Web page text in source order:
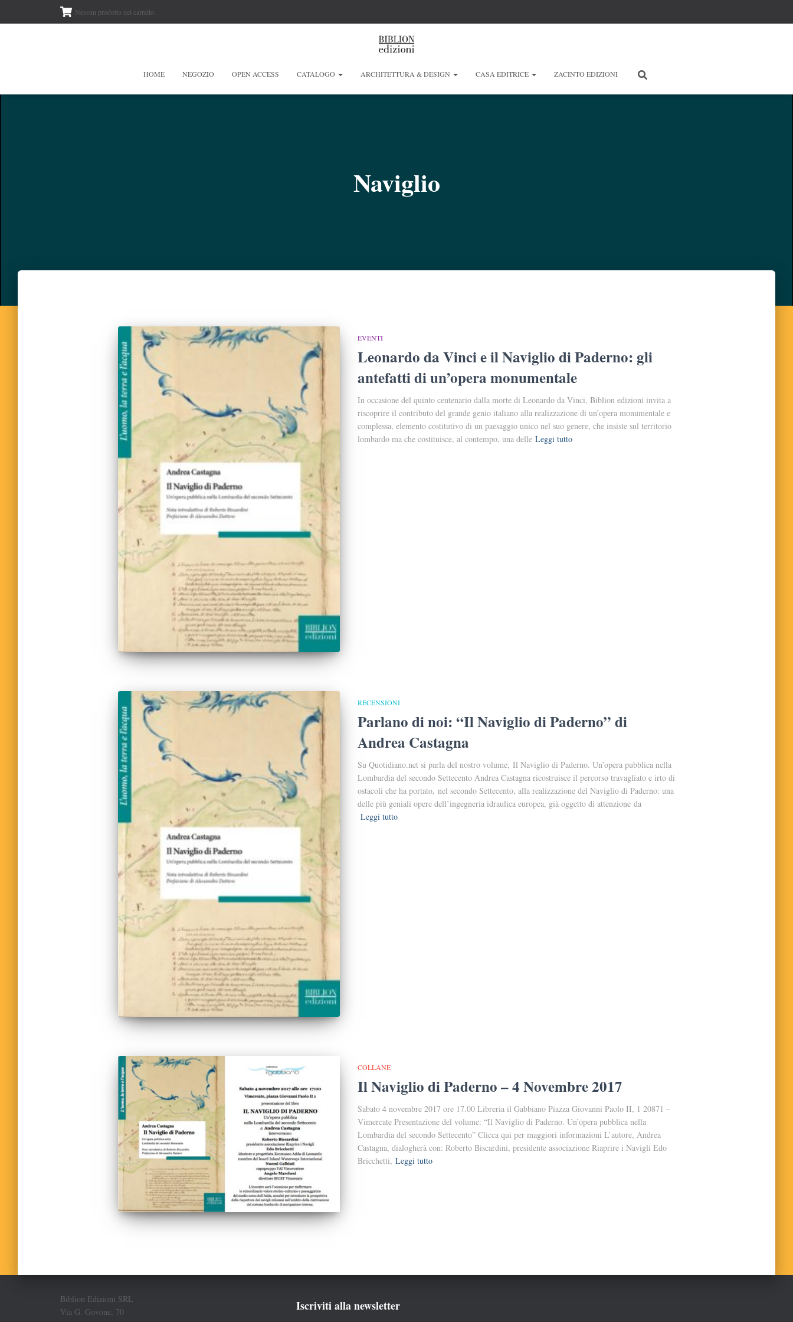
Nessun prodotto nel carrello.
HOME NEGOZIO OPEN ACCESS CATALOGO ARCHITETTURA & DESIGN CASA EDITRICE ZACINTO EDIZIONI
Naviglio
EVENTI
Leonardo da Vinci e il Naviglio di Paderno: gli
antefatti di un’opera monumentale
In occasione del quinto centenario dalla morte di Leonardo da Vinci, Biblion edizioni invita a
riscoprire il contributo del grande genio italiano alla realizzazione di un’opera monumentale e
complessa, elemento costitutivo di un paesaggio unico nel suo genere, che insiste sul territorio
lombardo ma che costituisce, al contempo, una delle Leggi tutto
RECENSIONI
Parlano di noi: “Il Naviglio di Paderno” di
Andrea Castagna
Su Quotidiano.net si parla del nostro volume, Il Naviglio di Paderno. Un’opera pubblica nella
Lombardia del secondo Settecento Andrea Castagna ricostruisce il percorso travagliato e irto di
ostacoli che ha portato, nel secondo Settecento, alla realizzazione del Naviglio di Paderno: una
delle più geniali opere dell’ingegneria idraulica europea, già oggetto di attenzione da
Leggi tutto
COLLANE
Il Naviglio di Paderno – 4 Novembre 2017
Sabato 4 novembre 2017 ore 17.00 Libreria il Gabbiano Piazza Giovanni Paolo II, 1 20871 –
Vimercate Presentazione del volume: “Il Naviglio di Paderno. Un’opera pubblica nella
Lombardia del secondo Settecento” Clicca qui per maggiori informazioni L’autore, Andrea
Castagna, dialogherà con: Roberto Biscardini, presidente associazione Riaprire i Navigli Edo
Bricchetti, Leggi tutto
Biblion Edizioni SRL
Via G. Govone, 70
Iscriviti alla newsletter